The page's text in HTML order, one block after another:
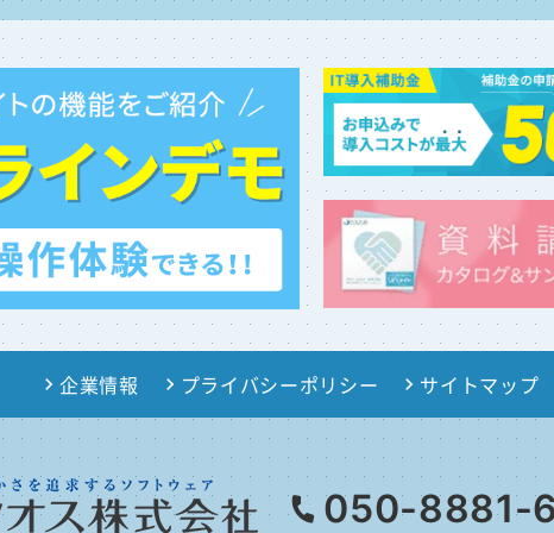
企業情報 プライバシーポリシー サイトマップ
050-8881-